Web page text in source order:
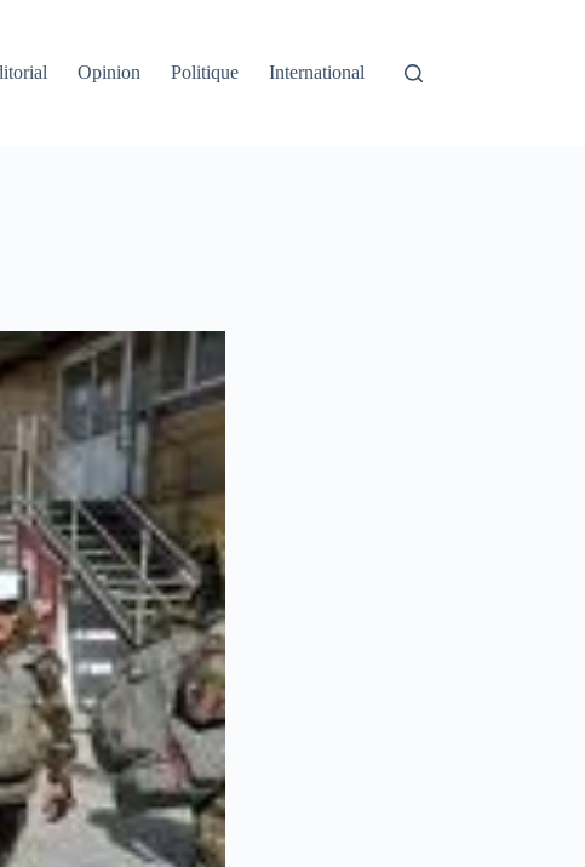
Opinion Politique International